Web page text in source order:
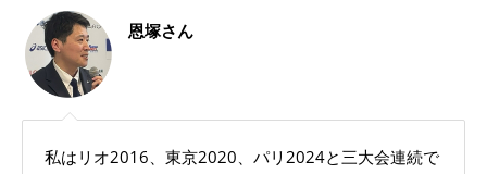
恩塚さん
私はリオ2016、東京2020、パリ2024と三大会連続で